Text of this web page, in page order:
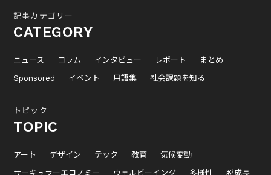
記事カテゴリー
CATEGORY
ニュース コラム インタビュー レポート
まとめ
Sponsored
イベント 用語集 社会課題を知る
トピック
TOPIC
アート デザイン テック 教育
気候変動
サーキュラーエコノミー
ウェルビーイング 多様性 脱成長